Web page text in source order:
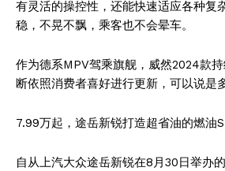
有灵活的操控性，还能快速适应各种复
稳，不晃不飘，乘客也不会晕车。
作为德系MPV驾乘旗舰，威然2024款
断依照消费者喜好进行更新，可以说是
7.99万起，途岳新锐打造超省油的燃油
自从上汽大众途岳新锐在8月30日举办